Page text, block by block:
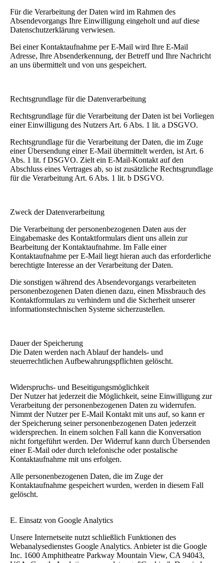
Für die Verarbeitung der Daten wird im Rahmen des
Absendevorgangs Ihre Einwilligung eingeholt und auf diese
Datenschutzerklärung verwiesen.
Bei einer Kontaktaufnahme per E-Mail wird Ihre E-Mail
Adresse, Ihre Absenderkennung, der Betreff und Ihre Nachricht
an uns übermittelt und von uns gespeichert.
Rechtsgrundlage für die Datenverarbeitung
Rechtsgrundlage für die Verarbeitung der Daten ist bei Vorliegen
einer Einwilligung des Nutzers Art. 6 Abs. 1 lit. a DSGVO.
Rechtsgrundlage für die Verarbeitung der Daten, die im Zuge
einer Übersendung einer E-Mail übermittelt werden, ist Art. 6
Abs. 1 lit. f DSGVO. Zielt ein E-Mail-Kontakt auf den
Abschluss eines Vertrages ab, so ist zusätzliche Rechtsgrundlage
für die Verarbeitung Art. 6 Abs. 1 lit. b DSGVO.
Zweck der Datenverarbeitung
Die Verarbeitung der personenbezogenen Daten aus der
Eingabemaske des Kontaktformulars dient uns allein zur
Bearbeitung der Kontaktaufnahme. Im Falle einer
Kontaktaufnahme per E-Mail liegt hieran auch das erforderliche
berechtigte Interesse an der Verarbeitung der Daten.
Die sonstigen während des Absendevorgangs verarbeiteten
personenbezogenen Daten dienen dazu, einen Missbrauch des
Kontaktformulars zu verhindern und die Sicherheit unserer
informationstechnischen Systeme sicherzustellen.
Dauer der Speicherung
Die Daten werden nach Ablauf der handels- und
steuerrechtlichen Aufbewahrungspflichten gelöscht.
Widerspruchs- und Beseitigungsmöglichkeit
Der Nutzer hat jederzeit die Möglichkeit, seine Einwilligung zur
Verarbeitung der personenbezogenen Daten zu widerrufen.
Nimmt der Nutzer per E-Mail Kontakt mit uns auf, so kann er
der Speicherung seiner personenbezogenen Daten jederzeit
widersprechen. In einem solchen Fall kann die Konversation
nicht fortgeführt werden. Der Widerruf kann durch Übersenden
einer E-Mail oder durch telefonische oder postalische
Kontaktaufnahme mit uns erfolgen.
Alle personenbezogenen Daten, die im Zuge der
Kontaktaufnahme gespeichert wurden, werden in diesem Fall
gelöscht.
E. Einsatz von Google Analytics
Unsere Internetseite nutzt schließlich Funktionen des
Webanalysedienstes Google Analytics. Anbieter ist die Google
Inc. 1600 Amphitheatre Parkway Mountain View, CA 94043,